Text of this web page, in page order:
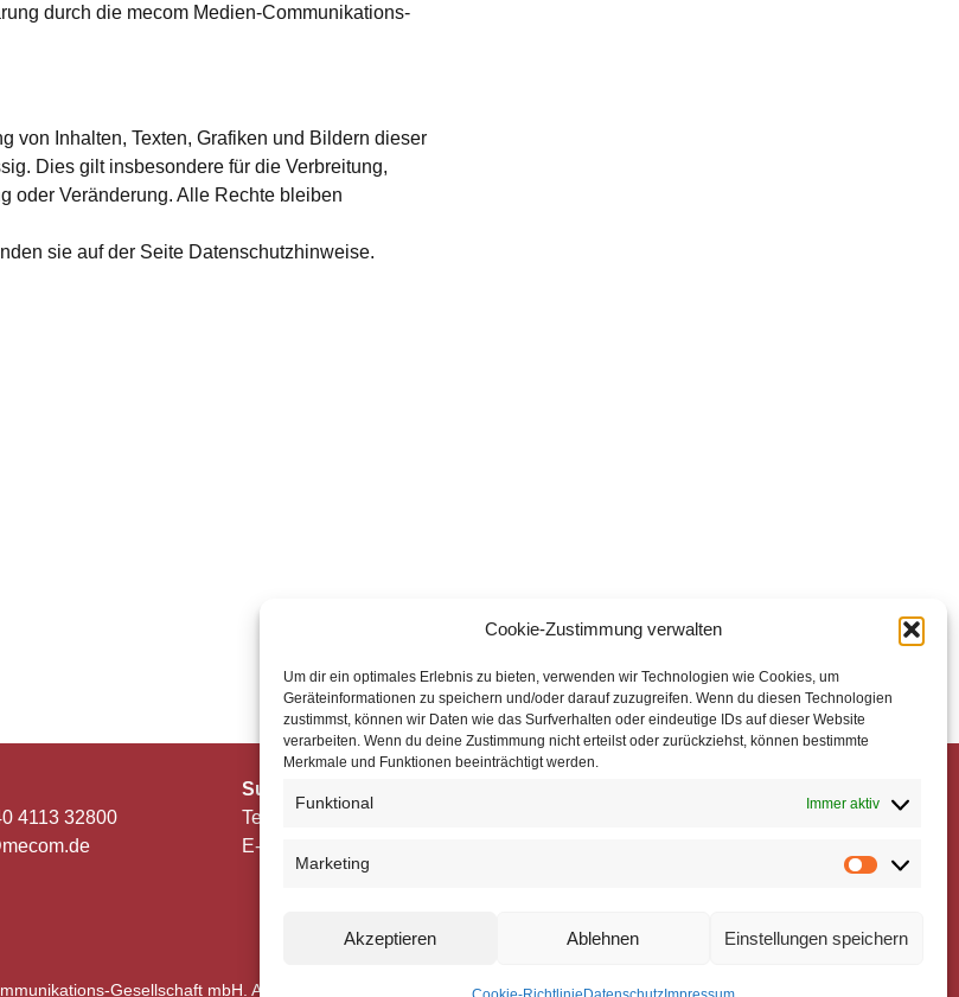
Cookie-Zustimmung verwalten
Um dir ein optimales Erlebnis zu bieten, verwenden wir Technologien wie Cookies, um
Geräteinformationen zu speichern und/oder darauf zuzugreifen. Wenn du diesen Technologien
zustimmst, können wir Daten wie das Surfverhalten oder eindeutige IDs auf dieser Website
verarbeiten. Wenn du deine Zustimmung nicht erteilst oder zurückziehst, können bestimmte
Merkmale und Funktionen beeinträchtigt werden.
Funktional Immer aktiv
Marketing
Akzeptieren Ablehnen Einstellungen speichern
durch die mecom Medien-Communikations-
von Inhalten, Texten, Grafiken und Bildern dieser
Dies gilt insbesondere für die Verbreitung,
oder Veränderung. Alle Rechte bleiben
sie auf der Seite Datenschutzhinweise.
4113 32800
Support
Telefon: +49 40 4113 32810
E-Mail: support@mecom.de
Gesellschaft mbH. Alle Rechte vorbehalten. Made in Germany.